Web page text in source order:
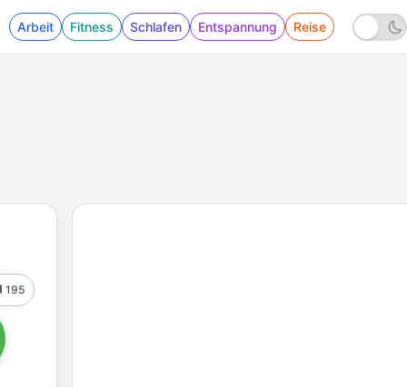
Arbeit Fitness Schlafen Entspannung Reise
195